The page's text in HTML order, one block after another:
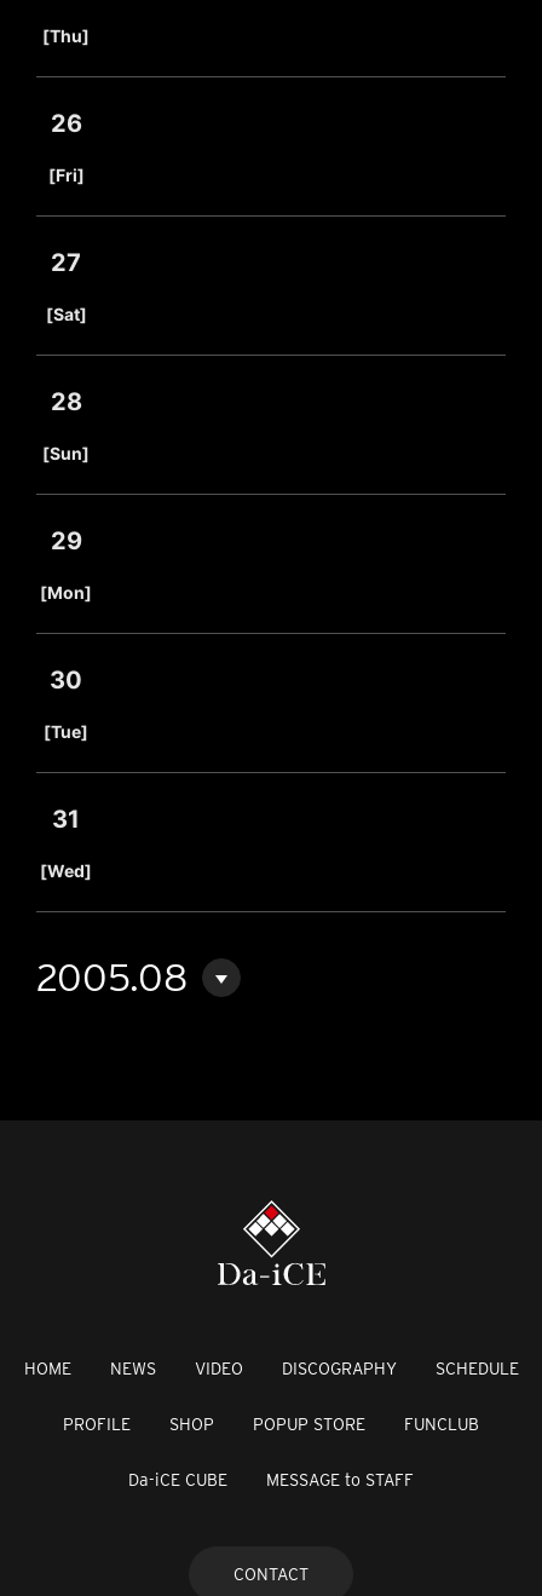
[Thu]
26
[Fri]
27
[Sat]
28
[Sun]
29
[Mon]
30
[Tue]
31
[Wed]
2005.08
HOME NEWS VIDEO DISCOGRAPHY SCHEDULE
PROFILE SHOP POPUP STORE FUNCLUB
Da-iCE CUBE MESSAGE to STAFF
CONTACT